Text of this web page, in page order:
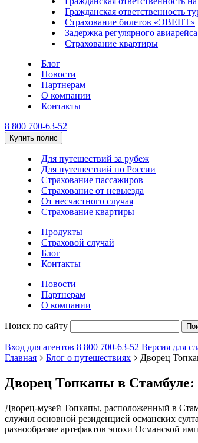
Гражданская ответственность
Страхование билетов «ЭВЕНТ»
Задержка регулярного авиарейса
Страхование квартиры
Блог
Новости
Партнерам
О компании
Контакты
8 800 700-63-52
Купить полис
Для путешествий за рубеж
Для путешествий по России
Страхование пассажиров
Страхование от невыезда
От несчастного случая
Страхование квартиры
Продукты
Страховой случай
Блог
Контакты
Новости
Партнерам
О компании
Поиск по сайту
Вход для агентов 8 800 700-63-52 Версия для
Главная
Блог о путешествиях Дворец
Дворец Топкапы в
Дворец-музей Топкапы, расположенный в
служил основной резиденцией османских
разнообразие артефактов эпохи Османской